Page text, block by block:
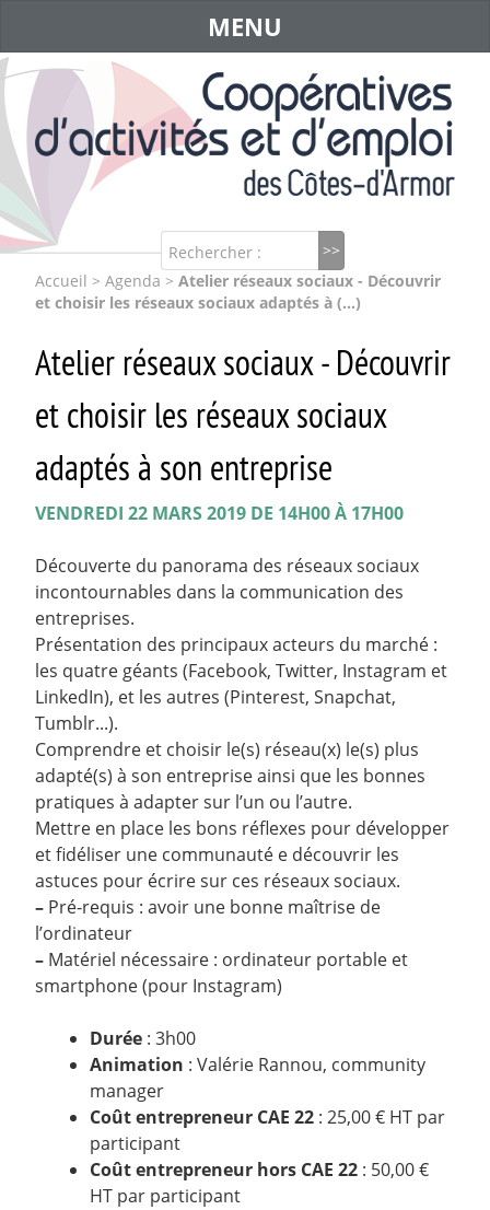
Rechercher :
MENU
Accueil > Agenda > Atelier réseaux sociaux - Découvrir
et choisir les réseaux sociaux adaptés à (…)
Atelier réseaux sociaux - Découvrir
et choisir les réseaux sociaux
adaptés à son entreprise
VENDREDI 22 MARS 2019 DE 14H00 À 17H00
Découverte du panorama des réseaux sociaux
incontournables dans la communication des
entreprises.
Présentation des principaux acteurs du marché :
les quatre géants (Facebook, Twitter, Instagram et
LinkedIn), et les autres (Pinterest, Snapchat,
Tumblr...).
Comprendre et choisir le(s) réseau(x) le(s) plus
adapté(s) à son entreprise ainsi que les bonnes
pratiques à adapter sur l’un ou l’autre.
Mettre en place les bons réflexes pour développer
et fidéliser une communauté e découvrir les
astuces pour écrire sur ces réseaux sociaux.
– Pré-requis : avoir une bonne maîtrise de
l’ordinateur
– Matériel nécessaire : ordinateur portable et
smartphone (pour Instagram)
Durée : 3h00
Animation : Valérie Rannou, community
manager
Coût entrepreneur CAE 22 : 25,00 € HT par
participant
Coût entrepreneur hors CAE 22 : 50,00 €
HT par participant